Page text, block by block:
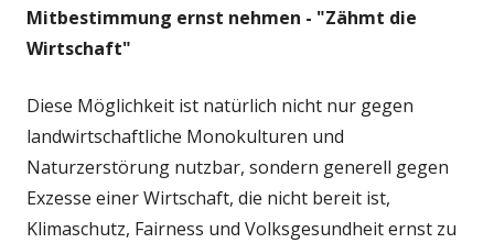
Mitbestimmung ernst nehmen - "Zähmt die
Wirtschaft"
Diese Möglichkeit ist natürlich nicht nur gegen
landwirtschaftliche Monokulturen und
Naturzerstörung nutzbar, sondern generell gegen
Exzesse einer Wirtschaft, die nicht bereit ist,
Klimaschutz, Fairness und Volksgesundheit ernst zu